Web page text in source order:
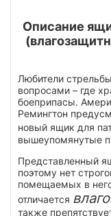
Описание
Любители
вопросами – где
боеприпасы.
Ремингтон
новый ящик для
вышеупомянутые
Представленный
поэтому нет
помещаемых в
отличается
также